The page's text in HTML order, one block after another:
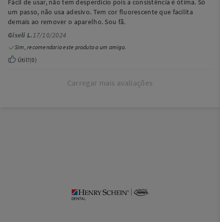
Fácil de usar, não tem desperdício pois a consistência é ótima. Só
um passo, não usa adesivo. Tem cor fluorescente que facilita
demais ao remover o aparelho. Sou fã.
Giseli L.17/10/2024
Sim, recomendaria este produto a um amigo.
Útil?(0)
Carregar mais avaliações